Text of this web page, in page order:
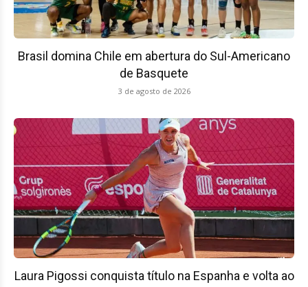
Brasil domina Chile em abertura do Sul-Americano
de Basquete
3 de agosto de 2026
Laura Pigossi conquista título na Espanha e volta ao